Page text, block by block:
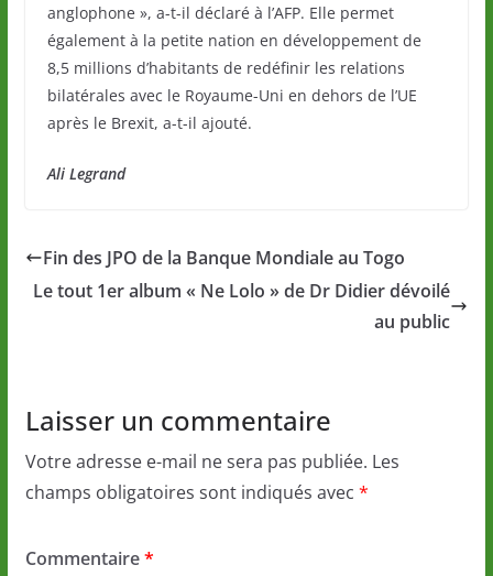
anglophone », a-t-il déclaré à l’AFP. Elle permet
également à la petite nation en développement de
8,5 millions d’habitants de redéfinir les relations
bilatérales avec le Royaume-Uni en dehors de l’UE
après le Brexit, a-t-il ajouté.
Ali Legrand
Fin des JPO de la Banque Mondiale au Togo
Le tout 1er album « Ne Lolo » de Dr Didier dévoilé
au public
Laisser un commentaire
Votre adresse e-mail ne sera pas publiée. Les
champs obligatoires sont indiqués avec *
Commentaire*